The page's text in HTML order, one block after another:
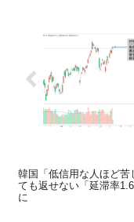
韓国「低信用な人ほど苦
ても返せない「延滞率
に